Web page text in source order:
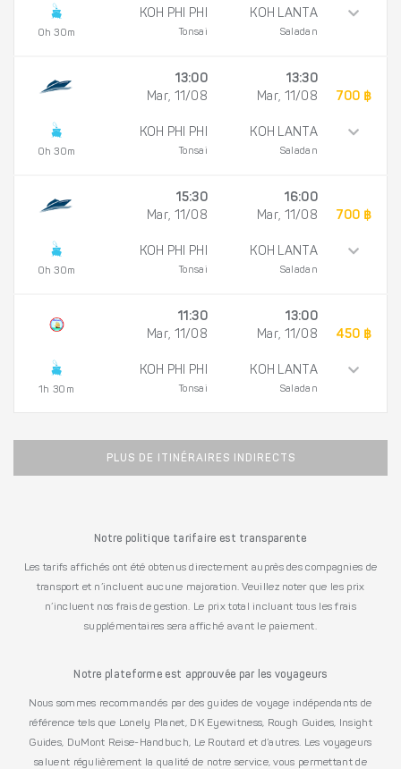
0h 30m
KOH PHI PHI
Tonsai
KOH LANTA
Saladan
0h 30m
13:00
Mar, 11/08
KOH PHI PHI
Tonsai
13:30
Mar, 11/08
KOH LANTA
Saladan
700 ฿
0h 30m
15:30
Mar, 11/08
KOH PHI PHI
Tonsai
16:00
Mar, 11/08
KOH LANTA
Saladan
700 ฿
1h 30m
11:30
Mar, 11/08
KOH PHI PHI
Tonsai
13:00
Mar, 11/08
KOH LANTA
Saladan
450 ฿
PLUS DE ITINÉRAIRES INDIRECTS
Notre politique tarifaire est transparente
Les tarifs affichés ont été obtenus directement auprès des compagnies de
transport et n’incluent aucune majoration. Veuillez noter que les prix
n’incluent nos frais de gestion. Le prix total incluant tous les frais
supplémentaires sera affiché avant le paiement.
Notre plateforme est approuvée par les voyageurs
Nous sommes recommandés par des guides de voyage indépendants de
référence tels que Lonely Planet, DK Eyewitness, Rough Guides, Insight
Guides, DuMont Reise-Handbuch, Le Routard et d’autres. Les voyageurs
saluent régulièrement la qualité de notre service, vous permettant de